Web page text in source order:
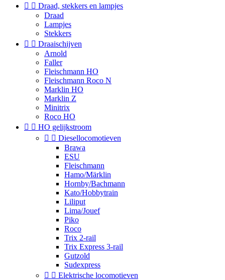
  Draad, stekkers en lampjes
Draad
Lampjes
Stekkers
  Draaischijven
Arnold
Faller
Fleischmann HO
Fleischmann Roco N
Marklin HO
Marklin Z
Minitrix
Roco HO
  HO gelijkstroom
  Diesellocomotieven
Brawa
ESU
Fleischmann
Hamo/Märklin
Hornby/Bachmann
Kato/Hobbytrain
Liliput
Lima/Jouef
Piko
Roco
Trix 2-rail
Trix Express 3-rail
Gutzold
Sudexpress
  Elektrische locomotieven